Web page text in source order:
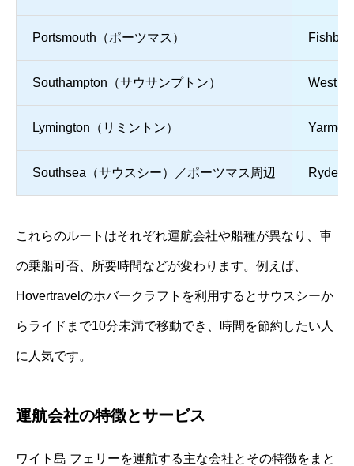
Portsmouth（ポーツマス）
Southampton（サウサンプトン） West
Lymington（リミントン）
Southsea（サウスシー）／ポーツマス周辺 Ryde
これらのルートはそれぞれ運航会社や船種が異なり、車
の乗船可否、所要時間などが変わります。例えば、
Hovertravelのホバークラフトを利用するとサウスシーか
らライドまで10分未満で移動でき、時間を節約したい人
に人気です。
運航会社の特徴とサービス
ワイト島 フェリーを運航する主な会社とその特徴をまと